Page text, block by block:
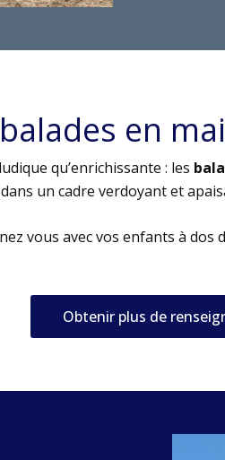
en
qu’enrichissante : les
un cadre verdoyant et
vous avec vos enfants à
Obtenir plus de